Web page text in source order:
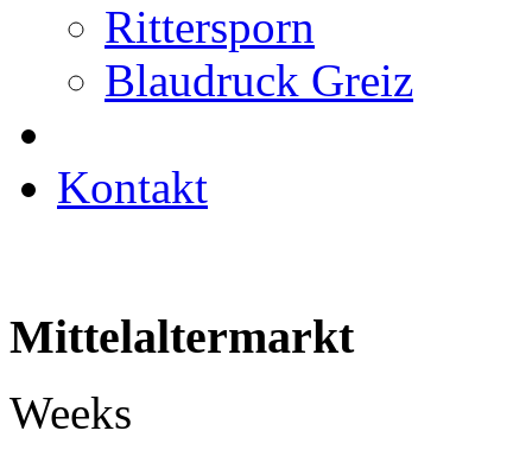
Rittersporn
Blaudruck Greiz
Kontakt
Mittelaltermarkt
Weeks